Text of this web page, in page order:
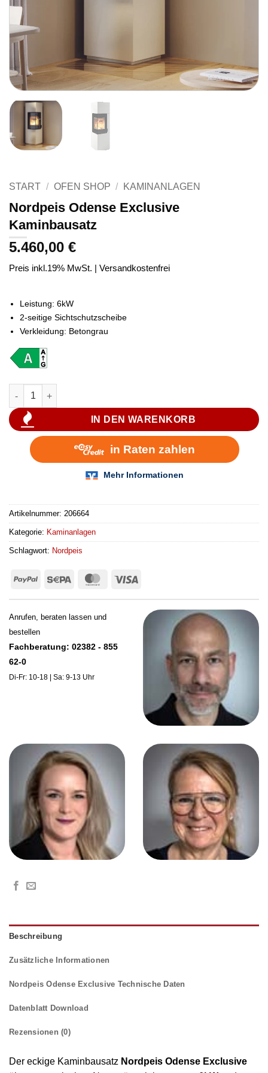
START / OFEN SHOP / KAMINANLAGEN
Nordpeis Odense Exclusive
Kaminbausatz
5.460,00 €
Preis inkl.19% MwSt. | Versandkostenfrei
Leistung: 6kW
2-seitige Sichtschutzscheibe
Verkleidung: Betongrau
Nordpeis Odense Exclusive Kaminbausatz Menge
IN DEN WARENKORB
Artikelnummer: 206664
Kategorie: Kaminanlagen
Schlagwort: Nordpeis
PayPal Sepa MasterCard
Anrufen, beraten lassen und
bestellen
Fachberatung: 02382 - 855
62-0
Di-Fr: 10-18 | Sa: 9-13 Uhr
Beschreibung
Zusätzliche Informationen
Nordpeis Odense Exclusive Technische Daten
Datenblatt Download
Rezensionen (0)
Der eckige Kaminbausatz Nordpeis Odense Exclusive